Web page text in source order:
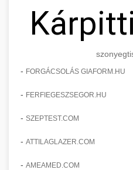
- FORGÁCSOLÁS GIAFORM.HU
- FERFIEGESZSEGOR.HU
- SZEPTEST.COM
- ATTILAGLAZER.COM
- AMEAMED.COM